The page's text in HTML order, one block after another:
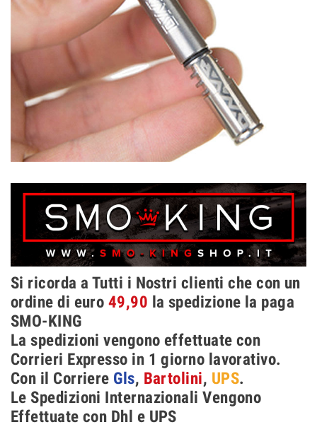
Si ricorda a Tutti i Nostri clienti che con un
ordine di euro 49,90 la spedizione la paga
SMO-KING
La spedizioni vengono effettuate con
Corrieri Expresso in 1 giorno lavorativo.
Con il Corriere Gls, Bartolini, UPS.
Le Spedizioni Internazionali Vengono
Effettuate con Dhl e UPS